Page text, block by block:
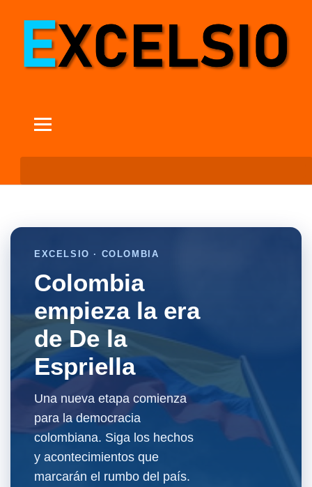
EXCELSIO · COLOMBIA
Colombia
empieza la era
de De la
Espriella
Una nueva etapa comienza
para la democracia
colombiana. Siga los hechos
y acontecimientos que
marcarán el rumbo del país.